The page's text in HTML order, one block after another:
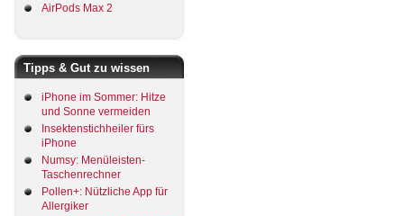
AirPods Max 2
Tipps & Gut zu wissen
iPhone im Sommer: Hitze
und Sonne vermeiden
Insektenstichheiler fürs
iPhone
Numsy: Menüleisten-
Taschenrechner
Pollen+: Nützliche App für
Allergiker